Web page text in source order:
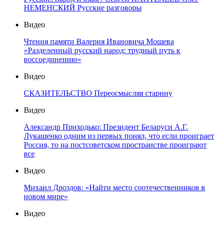
НЕМЕНСКИЙ Русские разговоры
Видео
Чтения памяти Валерия Ивановича Мошева
«Разделенный русский народ: трудный путь к
воссоединению»
Видео
СКАЗИТЕЛЬСТВО Переосмысляя старину
Видео
Александр Приходько: Президент Беларуси А.Г.
Лукашенко одним из первых понял, что если проиграет
Россия, то на постсоветском пространстве проиграют
все
Видео
Михаил Дроздов: «Найти место соотечественников в
новом мире»
Видео